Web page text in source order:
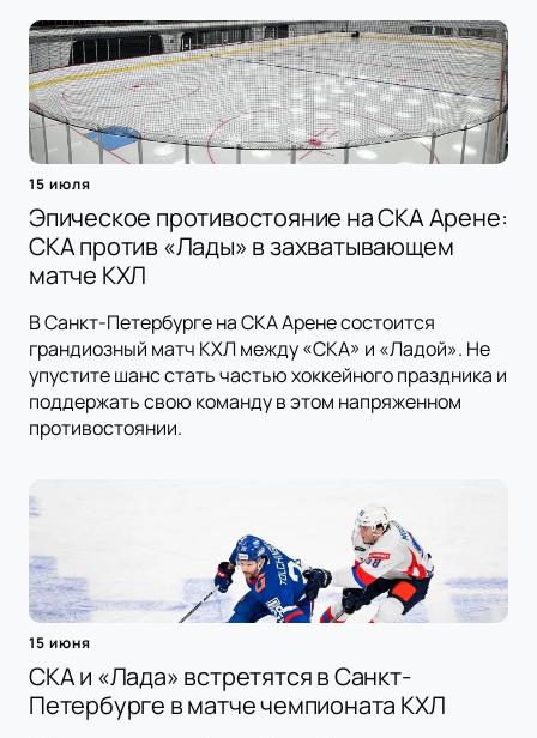
15 июля
Эпическое противостояние на СКА Арене:
СКА против «Лады» в захватывающем
матче КХЛ
В Санкт-Петербурге на СКА Арене состоится
грандиозный матч КХЛ между «СКА» и «Ладой». Не
упустите шанс стать частью хоккейного праздника и
поддержать свою команду в этом напряженном
противостоянии.
15 июня
СКА и «Лада» встретятся в Санкт-
Петербурге в матче чемпионата КХЛ